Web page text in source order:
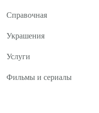
Справочная
Украшения
Услуги
Фильмы и сериалы